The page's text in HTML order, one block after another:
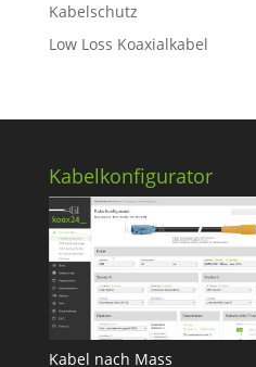
Kabelschutz
Low Loss Koaxialkabel
Kabelkonfigurator
Kabel nach Mass